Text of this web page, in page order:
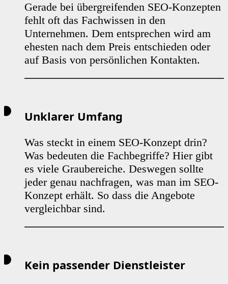
Gerade bei übergreifenden SEO-Konzepten
fehlt oft das Fachwissen in den
Unternehmen. Dem entsprechen wird am
ehesten nach dem Preis entschieden oder
auf Basis von persönlichen Kontakten.
Unklarer Umfang
Was steckt in einem SEO-Konzept drin?
Was bedeuten die Fachbegriffe? Hier gibt
es viele Graubereiche. Deswegen sollte
jeder genau nachfragen, was man im SEO-
Konzept erhält. So dass die Angebote
vergleichbar sind.
Kein passender Dienstleister